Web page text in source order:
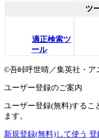
ツ
適正検索ツ
ール
©吾峠呼世晴／集英社・ア
ユーザー登録のご案内
ユーザー登録(無料)するこ
ます。
新規登録(無料)して使う 登